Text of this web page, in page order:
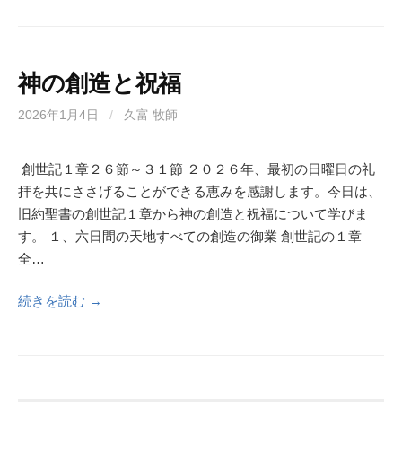
神の創造と祝福
2026年1月4日 / 久富 牧師
創世記１章２６節～３１節 ２０２６年、最初の日曜日の礼
拝を共にささげることができる恵みを感謝します。今日は、
旧約聖書の創世記１章から神の創造と祝福について学びま
す。 １、六日間の天地すべての創造の御業 創世記の１章
全…
続きを読む →